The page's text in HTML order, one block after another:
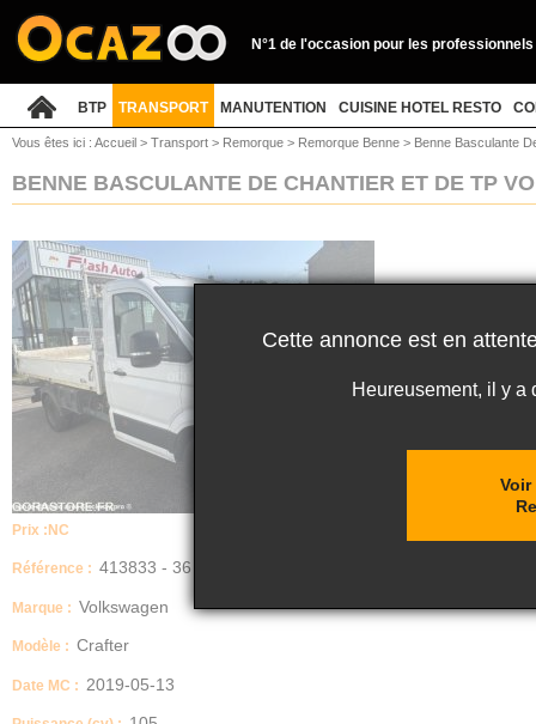
N°1 de l'occasion pour les professionnels
BTP TRANSPORT MANUTENTION CUISINE HOTEL RESTO
Vous êtes ici : Accueil > Transport > Remorque > Remorque Benne > Benne Basculante
BENNE BASCULANTE DE CHANTIER ET DE TP
Prix : NC
Référence : 413833 - 36
Marque : Volkswagen
Modèle : Crafter
Date MC : 2019-05-13
Cette annonce est en
Heureusement, il y a